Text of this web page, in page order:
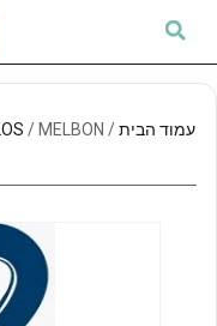
עמוד הבית/